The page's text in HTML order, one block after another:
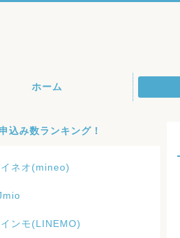
ホーム
込み数ランキング！
ネオ(mineo)
ンモ(LINEMO)